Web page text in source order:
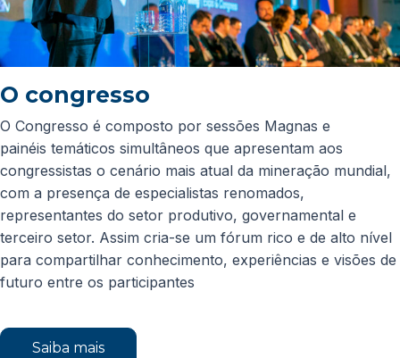
O congresso
O Congresso é composto por sessões Magnas e
painéis temáticos simultâneos que apresentam aos
congressistas o cenário mais atual da mineração mundial,
com a presença de especialistas renomados,
representantes do setor produtivo, governamental e
terceiro setor. Assim cria-se um fórum rico e de alto nível
para compartilhar conhecimento, experiências e visões de
futuro entre os participantes
Saiba mais